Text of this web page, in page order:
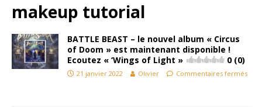
makeup tutorial
BATTLE BEAST – le nouvel album « Circus
of Doom » est maintenant disponible !
Ecoutez « ‘Wings of Light »
0 (0)
21 janvier 2022 Olivier Commentaires fermés